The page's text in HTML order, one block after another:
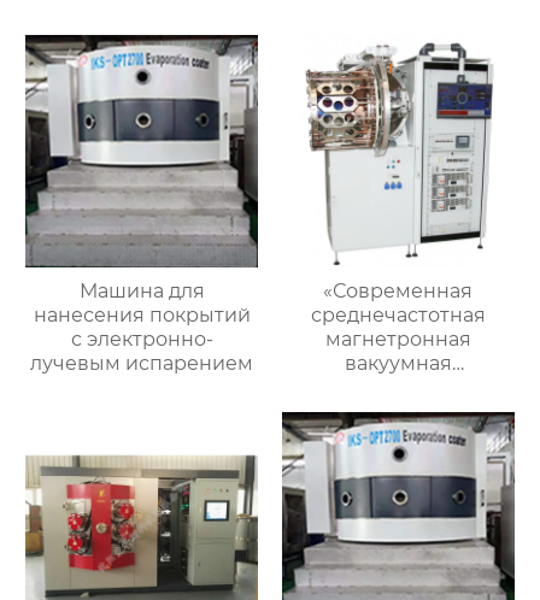
отделки
поверхностей»
повышение качества
и
производительности
процесса»
Машина для
нанесения покрытий
с электронно-
лучевым испарением
«Современная
среднечастотная
магнетронная
вакуумная
машина для
производства
высококачественных
покрытий»